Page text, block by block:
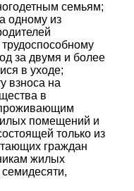
семьям;
одному из
за двумя и более
в уходе;
взноса на
в
помещений и
только из
граждан
жилых